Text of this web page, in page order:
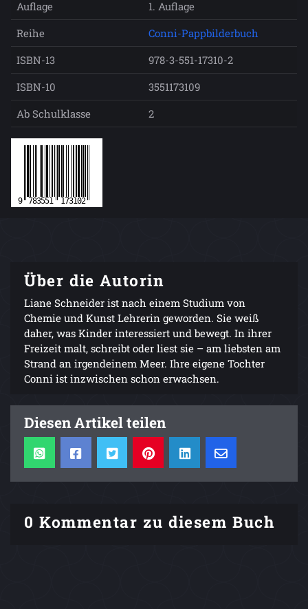
Auflage
1. Auflage
Reihe
Conni-Pappbilderbuch
ISBN-13
978-3-551-17310-2
ISBN-10
3551173109
Ab Schulklasse
2
Über die Autorin
Liane Schneider ist nach einem Studium von
Chemie und Kunst Lehrerin geworden. Sie weiß
daher, was Kinder interessiert und bewegt. In ihrer
Freizeit malt, schreibt oder liest sie – am liebsten am
Strand an irgendeinem Meer. Ihre eigene Tochter
Conni ist inzwischen schon erwachsen.
Diesen Artikel teilen
0 Kommentar zu diesem Buch